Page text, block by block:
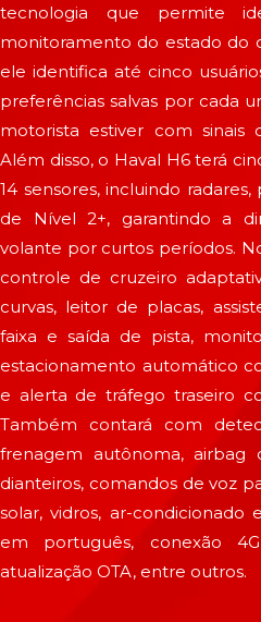
tecnologia que permite
monitoramento do estado do
ele identifica até cinco
preferências salvas por cada
motorista estiver com sinais
Além disso, o Haval H6 terá
14 sensores, incluindo
de Nível 2+, garantindo a
volante por curtos períodos.
controle de cruzeiro
curvas, leitor de placas,
faixa e saída de pista,
estacionamento automático
e alerta de tráfego traseiro
Também contará com
frenagem autônoma, airbag
dianteiros, comandos de voz
solar, vidros, ar-condicionado
em português, conexão
atualização OTA, entre outros.